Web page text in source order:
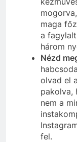
maga
a
három
Nézd
olvad el
pakolva,
nem a
fel.